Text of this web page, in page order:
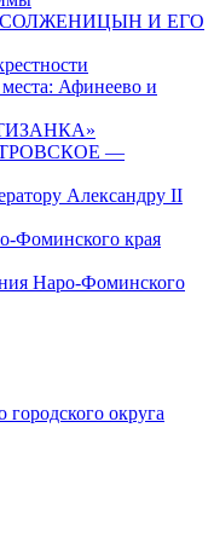
И ЕГО
Афинеево и
—
Александру II
Фоминского края
Наро-Фоминского
округа